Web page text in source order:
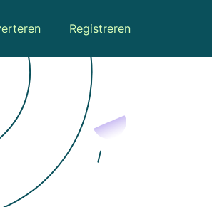
Registreren